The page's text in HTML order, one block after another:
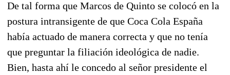
De tal forma que Marcos de Quinto se colocó en la
postura intransigente de que Coca Cola España
había actuado de manera correcta y que no tenía
que preguntar la filiación ideológica de nadie.
Bien, hasta ahí le concedo al señor presidente el